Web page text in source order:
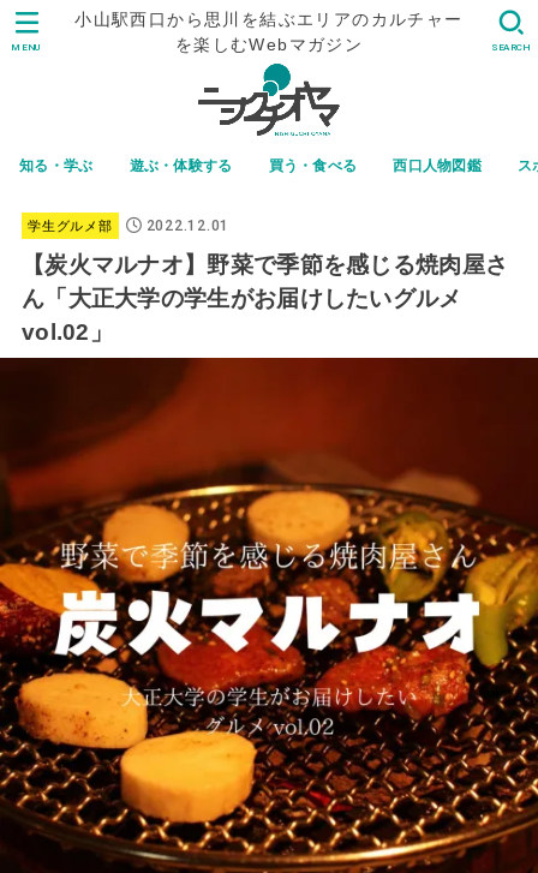
小山駅西口から思川を結ぶエリアのカルチャー
を楽しむWebマガジン
知る・学ぶ 遊ぶ・体験する 買う・食べる 西口人物図鑑 ス
SEARCH
MENU
学生グルメ部 2022.12.01
【炭火マルナオ】野菜で季節を感じる焼肉屋さ
ん「大正大学の学生がお届けしたいグルメ
vol.02」